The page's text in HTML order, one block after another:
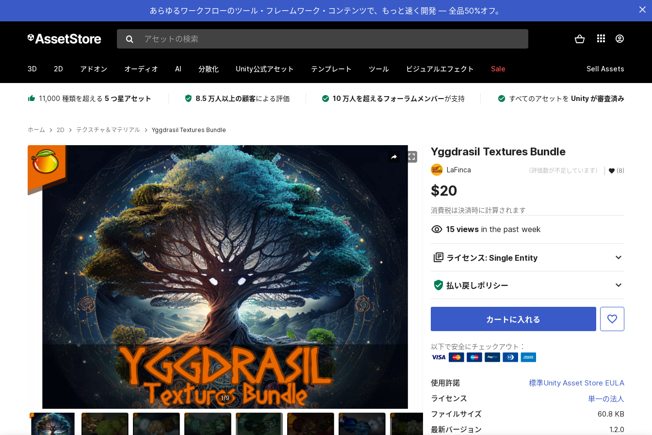
あらゆるワークフローのツール・フレームワーク・コンテンツで、もっと速く開発 — 全品50%オフ。
アセットの検索
3D 2D アドオン オーディオ AI 分散化 Unity公式アセット テンプレート ツール ビジュアルエフェクト Sale Sell Assets
11,000 種類を超える 5 つ星アセット 8.5 万人以上の顧客による評価 10 万人を超えるフォーラムメンバーが支持 すべてのアセットを Unity が審査済み
ホーム 2D テクスチャ＆マテリアル Yggdrasil Textures Bundle
現在のスライド：1 / 9
1/9
Yggdrasil Textures Bundle
LaFinca （評価数が不足しています） (8)
$20
消費税は決済時に計算されます
15viewsin the past week
ライセンス: Single Entity
払い戻しポリシー
カートに入れる
以下で安全にチェックアウト：
使用許諾
標準Unity Asset Store EULA
ライセンス
単一の法人
ファイルサイズ
60.8 KB
最新バージョン
1.2.0